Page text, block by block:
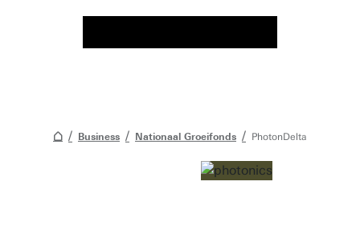
Business Nationaal Groeifonds PhotonDelta